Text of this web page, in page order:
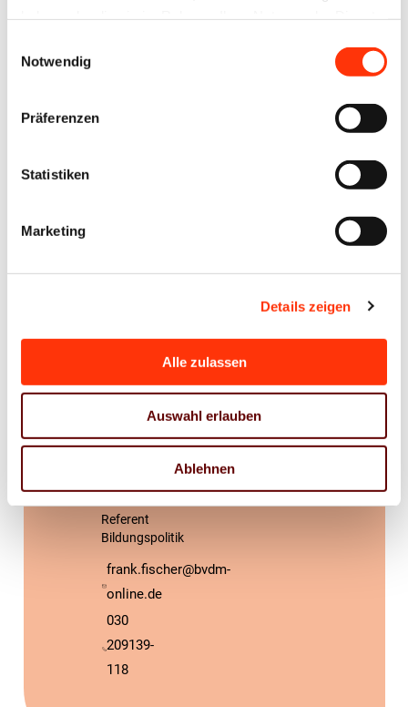
Notwendig
Präferenzen
Statistiken
Marketing
Details zeigen
Alle zulassen
Auswahl erlauben
Ablehnen
Fischer
Referent
Bildungspolitik
frank.fischer@bvdm-
online.de
030
209139-
118